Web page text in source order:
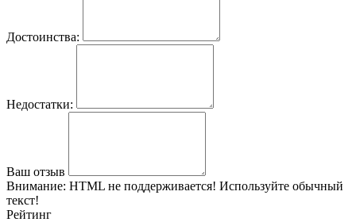
Достоинства:
Недостатки:
Ваш отзыв
Внимание: HTML не поддерживается! Используйте обычный
текст!
Рейтинг